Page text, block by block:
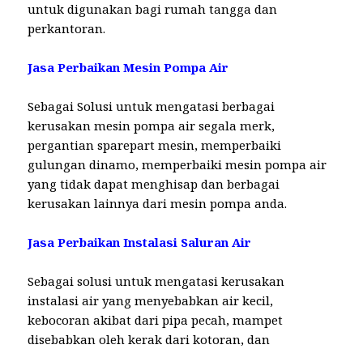
untuk digunakan bagi rumah tangga dan
perkantoran.
Jasa Perbaikan Mesin Pompa Air
Sebagai Solusi untuk mengatasi berbagai
kerusakan mesin pompa air segala merk,
pergantian sparepart mesin, memperbaiki
gulungan dinamo, memperbaiki mesin pompa air
yang tidak dapat menghisap dan berbagai
kerusakan lainnya dari mesin pompa anda.
Jasa Perbaikan Instalasi Saluran Air
Sebagai solusi untuk mengatasi kerusakan
instalasi air yang menyebabkan air kecil,
kebocoran akibat dari pipa pecah, mampet
disebabkan oleh kerak dari kotoran, dan